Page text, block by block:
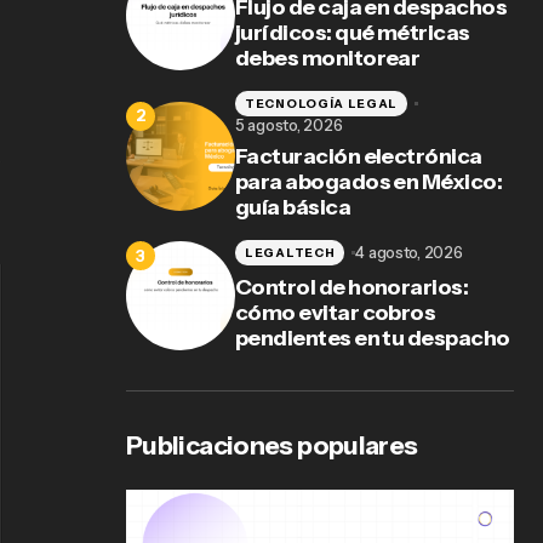
Flujo de caja en despachos
jurídicos: qué métricas
debes monitorear
Facturación electrónica
para abogados en México:
guía básica
TECNOLOGÍA LEGAL
5 agosto, 2026
Control de honorarios:
cómo evitar cobros
pendientes en tu despacho
LEGALTECH 4 agosto, 2026
Publicaciones populares